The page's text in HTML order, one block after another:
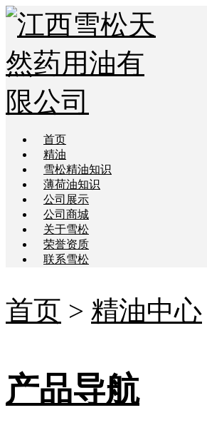
首页
精油
雪松精油知识
薄荷油知识
公司展示
公司商城
关于雪松
荣誉资质
联系雪松
首页 > 精油中心
产品导航